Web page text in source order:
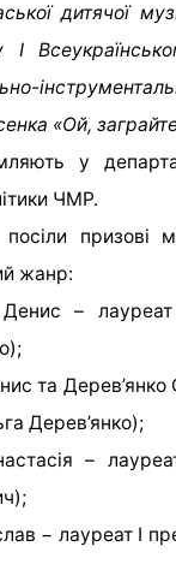
дитячої
«Ой,
у
ЧМР.
посіли призові
жанр:
– лауреат
та Дерев’янко
Дерев’янко);
–
− лауреат І